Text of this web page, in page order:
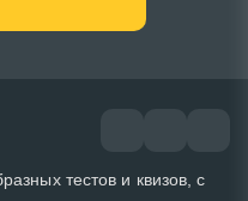
тестов и квизов, с